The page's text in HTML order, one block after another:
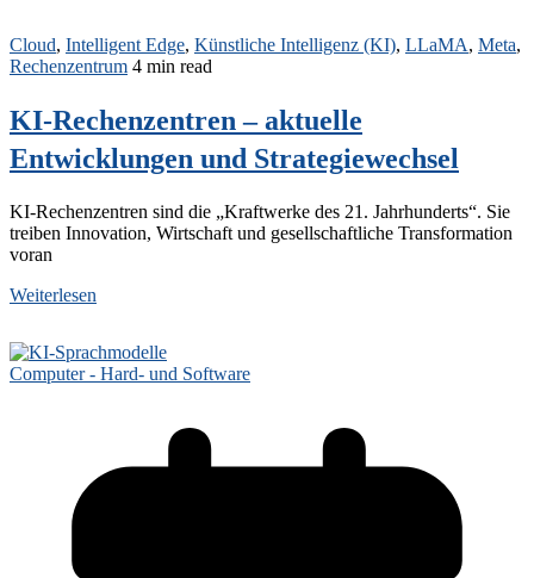
Cloud, Intelligent Edge, Künstliche Intelligenz (KI), LLaMA, Meta,
Rechenzentrum 4 min read
KI-Rechenzentren – aktuelle
Entwicklungen und Strategiewechsel
KI-Rechenzentren sind die „Kraftwerke des 21. Jahrhunderts“. Sie
treiben Innovation, Wirtschaft und gesellschaftliche Transformation
voran
Weiterlesen
Computer - Hard- und Software